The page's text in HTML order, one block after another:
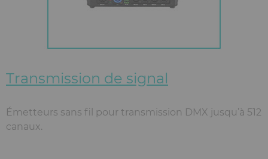
Transmission de signal
Émetteurs sans fil pour transmission DMX jusqu’à 512
canaux.